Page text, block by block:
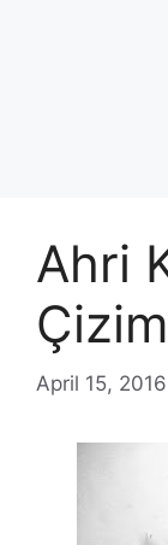
Ahri
April 15, 2016